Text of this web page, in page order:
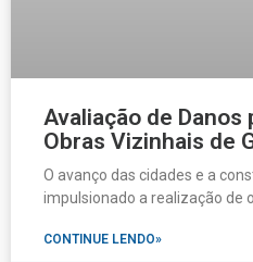
Avaliação de Danos
Obras Vizinhais de
O avanço das cidades e a
impulsionado a realização de
CONTINUE LENDO»